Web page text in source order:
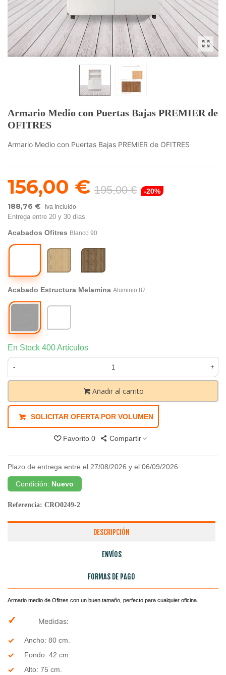
Armario Medio con Puertas Bajas PREMIER de
OFITRES
Armario Medio con Puertas Bajas PREMIER de OFITRES
156,00 € 195,00 € -20%
188,76 € Iva Incluido
Entrega entre 20 y 30 días
Acabados Ofitres Blanco 90
Roble
Natural
71
Nogal
11
Acabado Estructura Melamina Aluminio 87
Aluminio
En Stock 400 Artículos
- +
Añadir al carrito
SOLICITAR OFERTA POR VOLUMEN
Favorito 0 Compartir
Plazo de entrega entre el 27/08/2026 y el 06/09/2026
Condición: Nuevo
Referencia: CRO0249-2
DESCRIPCIÓN
ENVÍOS
FORMAS DE PAGO
Armario medio de Ofitres con un buen tamaño, perfecto para cualquier oficina.
✓ Medidas:
Ancho: 80 cm.
Fondo: 42 cm.
Alto: 75 cm.